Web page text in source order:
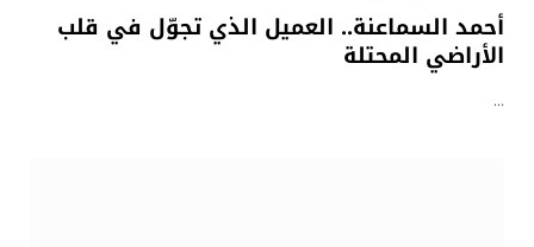
أحمد السماعنة.. العميل الذي تجوّل في قلب
الأراضي المحتلة
…